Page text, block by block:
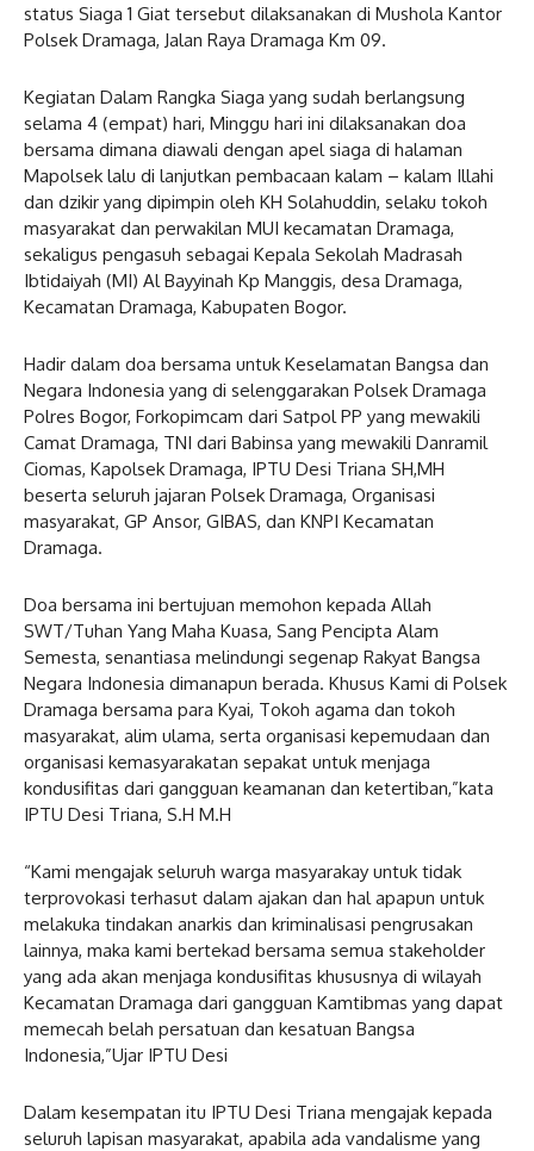
status Siaga 1 Giat tersebut dilaksanakan di Mushola Kantor
Polsek Dramaga, Jalan Raya Dramaga Km 09.
Kegiatan Dalam Rangka Siaga yang sudah berlangsung
selama 4 (empat) hari, Minggu hari ini dilaksanakan doa
bersama dimana diawali dengan apel siaga di halaman
Mapolsek lalu di lanjutkan pembacaan kalam – kalam Illahi
dan dzikir yang dipimpin oleh KH Solahuddin, selaku tokoh
masyarakat dan perwakilan MUI kecamatan Dramaga,
sekaligus pengasuh sebagai Kepala Sekolah Madrasah
Ibtidaiyah (MI) Al Bayyinah Kp Manggis, desa Dramaga,
Kecamatan Dramaga, Kabupaten Bogor.
Hadir dalam doa bersama untuk Keselamatan Bangsa dan
Negara Indonesia yang di selenggarakan Polsek Dramaga
Polres Bogor, Forkopimcam dari Satpol PP yang mewakili
Camat Dramaga, TNI dari Babinsa yang mewakili Danramil
Ciomas, Kapolsek Dramaga, IPTU Desi Triana SH,MH
beserta seluruh jajaran Polsek Dramaga, Organisasi
masyarakat, GP Ansor, GIBAS, dan KNPI Kecamatan
Dramaga.
Doa bersama ini bertujuan memohon kepada Allah
SWT/Tuhan Yang Maha Kuasa, Sang Pencipta Alam
Semesta, senantiasa melindungi segenap Rakyat Bangsa
Negara Indonesia dimanapun berada. Khusus Kami di Polsek
Dramaga bersama para Kyai, Tokoh agama dan tokoh
masyarakat, alim ulama, serta organisasi kepemudaan dan
organisasi kemasyarakatan sepakat untuk menjaga
kondusifitas dari gangguan keamanan dan ketertiban,”kata
IPTU Desi Triana, S.H M.H
“Kami mengajak seluruh warga masyarakay untuk tidak
terprovokasi terhasut dalam ajakan dan hal apapun untuk
melakuka tindakan anarkis dan kriminalisasi pengrusakan
lainnya, maka kami bertekad bersama semua stakeholder
yang ada akan menjaga kondusifitas khususnya di wilayah
Kecamatan Dramaga dari gangguan Kamtibmas yang dapat
memecah belah persatuan dan kesatuan Bangsa
Indonesia,”Ujar IPTU Desi
Dalam kesempatan itu IPTU Desi Triana mengajak kepada
seluruh lapisan masyarakat, apabila ada vandalisme yang